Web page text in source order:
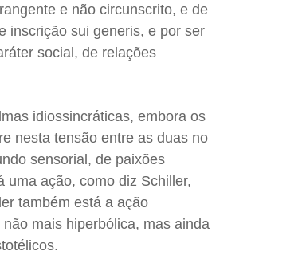
e não circunscrito, e de
inscrição sui generis, e por ser
social, de relações
idiossincráticas, embora os
nesta tensão entre as duas no
sensorial, de paixões
uma ação, como diz Schiller,
também está a ação
mais hiperbólica, mas ainda